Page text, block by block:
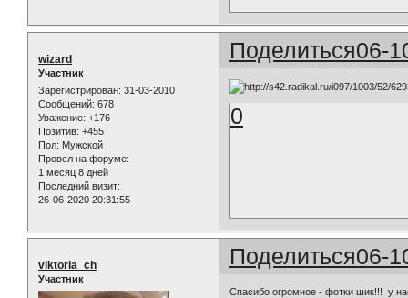
Поделиться06-
wizard
Участник
Зарегистрирован: 31-03-2010
Сообщений: 678
Уважение: +176
Позитив: +455
Пол: Мужской
Провел на форуме:
1 месяц 8 дней
Последний визит:
26-06-2020 20:31:55
0
Поделиться06-
viktoria_ch
Участник
Спасибо огромное - фотки шик!!! у